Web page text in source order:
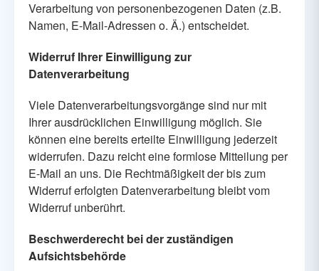
Verarbeitung von personenbezogenen Daten (z.B.
Namen, E-Mail-Adressen o. Ä.) entscheidet.
Widerruf Ihrer Einwilligung zur
Datenverarbeitung
Viele Datenverarbeitungsvorgänge sind nur mit
Ihrer ausdrücklichen Einwilligung möglich. Sie
können eine bereits erteilte Einwilligung jederzeit
widerrufen. Dazu reicht eine formlose Mitteilung per
E-Mail an uns. Die Rechtmäßigkeit der bis zum
Widerruf erfolgten Datenverarbeitung bleibt vom
Widerruf unberührt.
Beschwerderecht bei der zuständigen
Aufsichtsbehörde